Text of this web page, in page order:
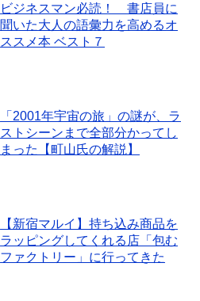
ビジネスマン必読！ 書店員に
聞いた大人の語彙力を高めるオ
ススメ本 ベスト７
「2001年宇宙の旅」の謎が、ラ
ストシーンまで全部分かってし
まった【町山氏の解説】
【新宿マルイ】持ち込み商品を
ラッピングしてくれる店「包む
ファクトリー」に行ってきた